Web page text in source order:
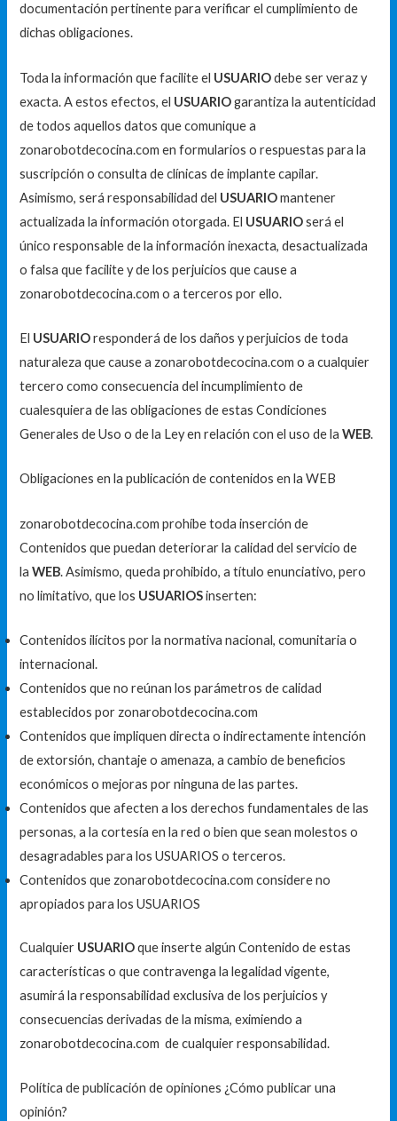
documentación pertinente para verificar el cumplimiento de
dichas obligaciones.
Toda la información que facilite el USUARIOdebe ser veraz y
exacta. A estos efectos, el USUARIOgarantiza la autenticidad
de todos aquellos datos que comunique a
zonarobotdecocina.com en formularios o respuestas para la
suscripción o consulta de clínicas de implante capilar.
Asimismo, será responsabilidad del USUARIOmantener
actualizada la información otorgada. El USUARIOserá el
único responsable de la información inexacta, desactualizada
o falsa que facilite y de los perjuicios que cause a
zonarobotdecocina.com o a terceros por ello.
El USUARIOresponderá de los daños y perjuicios de toda
naturaleza que cause a zonarobotdecocina.com o a cualquier
tercero como consecuencia del incumplimiento de
cualesquiera de las obligaciones de estas Condiciones
Generales de Uso o de la Ley en relación con el uso de laWEB.
Obligaciones en la publicación de contenidos en la WEB
zonarobotdecocina.com prohíbe toda inserción de
Contenidos que puedan deteriorar la calidad del servicio de
laWEB. Asimismo, queda prohibido, a título enunciativo, pero
no limitativo, que los USUARIOSinserten:
Contenidos ilícitos por la normativa nacional, comunitaria o
internacional.
Contenidos que no reúnan los parámetros de calidad
establecidos por zonarobotdecocina.com
Contenidos que impliquen directa o indirectamente intención
de extorsión, chantaje o amenaza, a cambio de beneficios
económicos o mejoras por ninguna de las partes.
Contenidos que afecten a los derechos fundamentales de las
personas, a la cortesía en la red o bien que sean molestos o
desagradables para los USUARIOS o terceros.
Contenidos que zonarobotdecocina.com considere no
apropiados para los USUARIOS
Cualquier USUARIOque inserte algún Contenido de estas
características o que contravenga la legalidad vigente,
asumirá la responsabilidad exclusiva de los perjuicios y
consecuencias derivadas de la misma, eximiendo a
zonarobotdecocina.com de cualquier responsabilidad.
Política de publicación de opiniones ¿Cómo publicar una
opinión?